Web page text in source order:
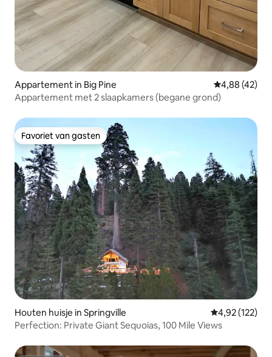
Appartement in Big Pine Gemiddelde
4,88 (42)
Appartement met 2 slaapkamers (begane grond)
Favoriet van gasten
Favoriet van gasten
Houten huisje in Springville Gemiddelde
4,92 (122)
Perfection: Private Giant Sequoias, 100 Mile Views